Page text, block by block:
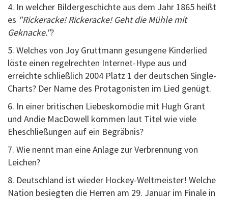
4. In welcher Bildergeschichte aus dem Jahr 1865 heißt
es "Rickeracke! Rickeracke! Geht die Mühle mit
Geknacke."?
5. Welches von Joy Gruttmann gesungene Kinderlied
löste einen regelrechten Internet-Hype aus und
erreichte schließlich 2004 Platz 1 der deutschen Single-
Charts? Der Name des Protagonisten im Lied genügt.
6. In einer britischen Liebeskomödie mit Hugh Grant
und Andie MacDowell kommen laut Titel wie viele
Eheschließungen auf ein Begräbnis?
7. Wie nennt man eine Anlage zur Verbrennung von
Leichen?
8. Deutschland ist wieder Hockey-Weltmeister! Welche
Nation besiegten die Herren am 29. Januar im Finale in